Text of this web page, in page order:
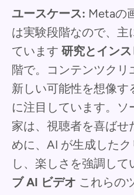
ユースケース: Metaの
は実験段階なので、
ています 研究とイン
階で。コンテンツクリ
新しい可能性を想像す
に注目しています。
家は、視聴者を喜ばせ
めに、AI が生成した
し、楽しさを強調して
ブ AI ビデオ これらの